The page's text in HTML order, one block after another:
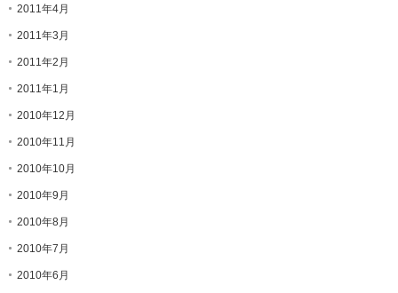
2011年4月
2011年3月
2011年2月
2011年1月
2010年12月
2010年11月
2010年10月
2010年9月
2010年8月
2010年7月
2010年6月